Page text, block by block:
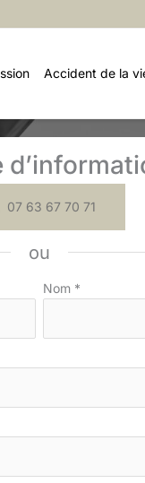
Accident de la
07 63 67 70 71
ou
Nom *